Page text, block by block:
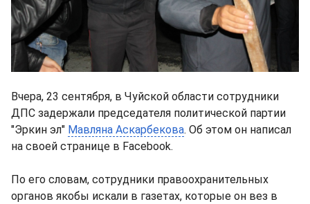
Вчера, 23 сентября, в Чуйской области сотрудники
ДПС задержали председателя политической партии
"Эркин эл" Мавляна Аскарбекова. Об этом он написал
на своей странице в Facebook.
По его словам, сотрудники правоохранительных
органов якобы искали в газетах, которые он вез в